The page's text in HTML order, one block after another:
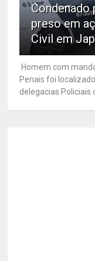
Condenado
preso em
Civil em
Homem com
Penais foi
delegacias Policiais